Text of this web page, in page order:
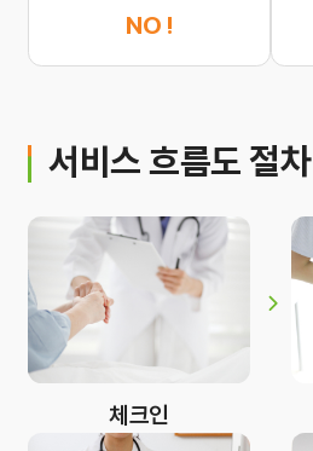
NO !
서비스 흐름도 절차
체크인